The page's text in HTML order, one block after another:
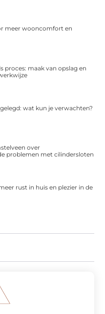
meer wooncomfort en
proces: maak van opslag en
wat kun je verwachten?
over
problemen met cilindersloten
rust in huis en plezier in de